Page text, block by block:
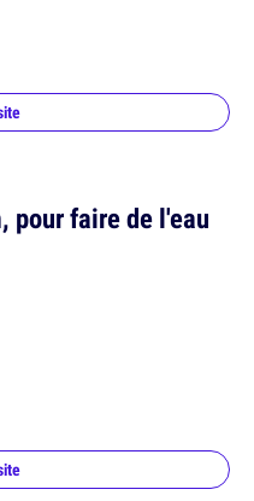
pour faire de l'eau